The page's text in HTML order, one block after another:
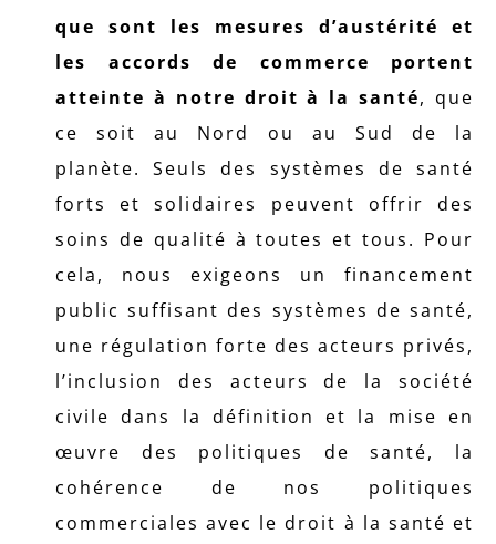
que sont les mesures d’austérité et
les accords de commerce portent
atteinte à notre droit à la santé, que
ce soit au Nord ou au Sud de la
planète. Seuls des systèmes de santé
forts et solidaires peuvent offrir des
soins de qualité à toutes et tous. Pour
cela, nous exigeons un financement
public suffisant des systèmes de santé,
une régulation forte des acteurs privés,
l’inclusion des acteurs de la société
civile dans la définition et la mise en
œuvre des politiques de santé, la
cohérence de nos politiques
commerciales avec le droit à la santé et